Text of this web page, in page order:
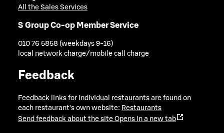
All the Sales Services
S Group Co-op Member Service
010 76 5858 (weekdays 9-16)
local network charge/mobile call charge
Feedback
Feedback links for individual restaurants are found on
each restaurant's own website: Restaurants
Send feedback about the site Opens in a new tab